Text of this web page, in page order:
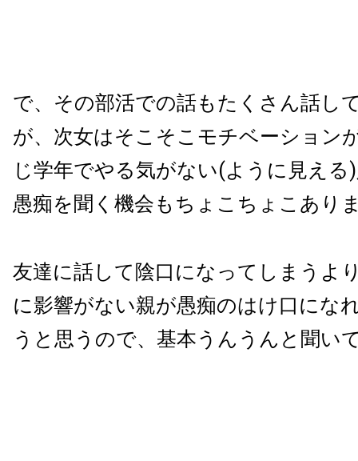
で、その部活での話もたくさん話し
が、次女はそこそこモチベーション
じ学年でやる気がない(ように見える
愚痴を聞く機会もちょこちょこあり
友達に話して陰口になってしまうよ
に影響がない親が愚痴のはけ口にな
うと思うので、基本うんうんと聞い